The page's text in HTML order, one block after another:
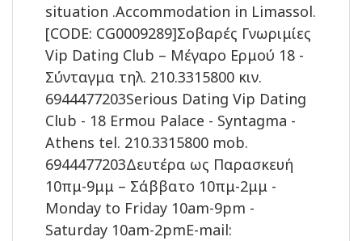
situation .Accommodation in Limassol.
[CODE: CG0009289]Σοβαρές Γνωριμίες
Vip Dating Club – Μέγαρο Ερμού 18 -
Σύνταγμα τηλ. 210.3315800 κιν.
6944477203Serious Dating Vip Dating
Club - 18 Ermou Palace - Syntagma -
Athens tel. 210.3315800 mob.
6944477203Δευτέρα ως Παρασκευή
10πμ-9μμ – Σάββατο 10πμ-2μμ -
Monday to Friday 10am-9pm -
Saturday 10am-2pmE-mail: